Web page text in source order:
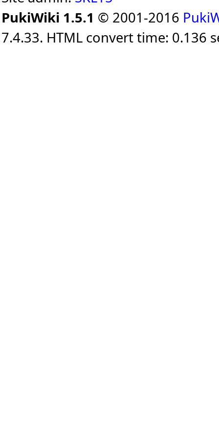
PukiWiki 1.5.1 © 2001-2016
7.4.33. HTML convert time: 0.136